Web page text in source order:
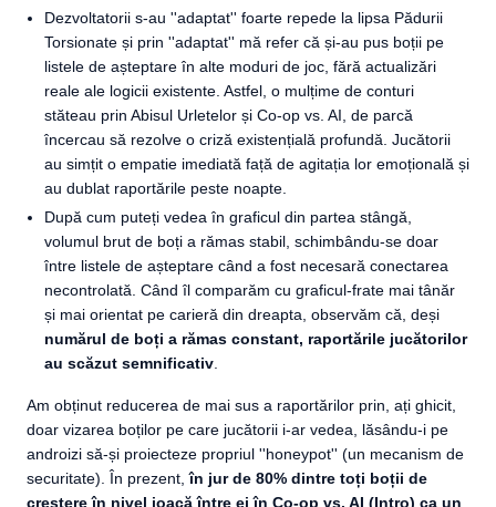
Dezvoltatorii s-au ''adaptat'' foarte repede la lipsa Pădurii
Torsionate și prin ''adaptat'' mă refer că și-au pus boții pe
listele de așteptare în alte moduri de joc, fără actualizări
reale ale logicii existente. Astfel, o mulțime de conturi
stăteau prin Abisul Urletelor și Co-op vs. AI, de parcă
încercau să rezolve o criză existențială profundă. Jucătorii
au simțit o empatie imediată față de agitația lor emoțională și
au dublat raportările peste noapte.
După cum puteți vedea în graficul din partea stângă,
volumul brut de boți a rămas stabil, schimbându-se doar
între listele de așteptare când a fost necesară conectarea
necontrolată. Când îl comparăm cu graficul-frate mai tânăr
și mai orientat pe carieră din dreapta, observăm că, deși
numărul de boți a rămas constant, raportările jucătorilor
au scăzut semnificativ
Am obținut reducerea de mai sus a raportărilor prin, ați ghicit,
doar vizarea boților pe care jucătorii i-ar vedea, lăsându-i pe
androizi să-și proiecteze propriul ''honeypot'' (un mecanism de
securitate). În prezent,în jur de 80% dintre toți boții de
creștere în nivel joacă între ei în Co-op vs. AI (Intro) ca un